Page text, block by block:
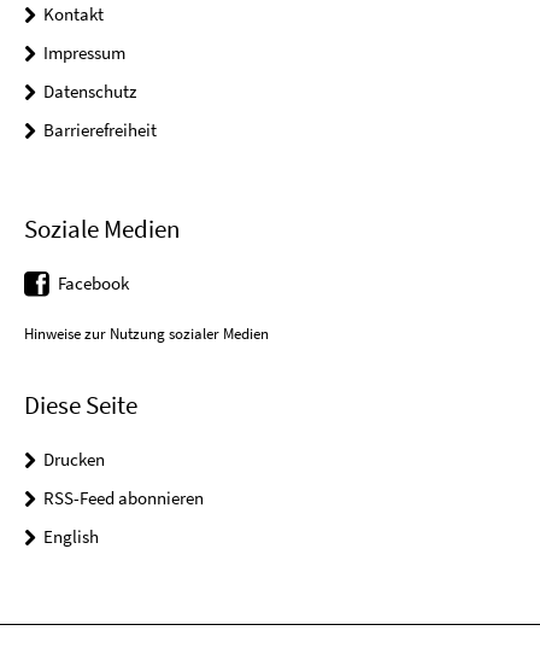
Kontakt
Impressum
Datenschutz
Barrierefreiheit
Soziale Medien
Facebook
Hinweise zur Nutzung sozialer Medien
Diese Seite
Drucken
RSS-Feed abonnieren
English